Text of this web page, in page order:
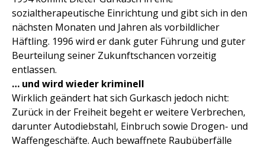
sozialtherapeutische Einrichtung und gibt sich in den
nächsten Monaten und Jahren als vorbildlicher
Häftling. 1996 wird er dank guter Führung und guter
Beurteilung seiner Zukunftschancen vorzeitig
entlassen.
… und wird wieder kriminell
Wirklich geändert hat sich Gurkasch jedoch nicht:
Zurück in der Freiheit begeht er weitere Verbrechen,
darunter Autodiebstahl, Einbruch sowie Drogen- und
Waffengeschäfte. Auch bewaffnete Raubüberfälle